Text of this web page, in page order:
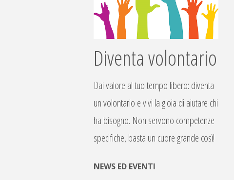
Diventa volontario
Dai valore al tuo tempo libero: diventa
un volontario e vivi la gioia di aiutare chi
ha bisogno. Non servono competenze
specifiche, basta un cuore grande così!
NEWS ED EVENTI